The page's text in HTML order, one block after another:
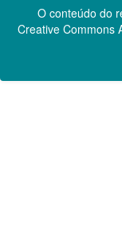
O conteúdo do
Creative Commons